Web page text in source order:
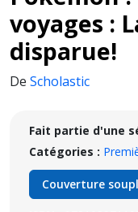
voyages :
disparue!
De Scholastic
Fait partie d'une
Catégories :
Couverture